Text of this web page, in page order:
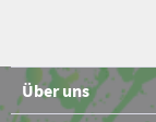
Über uns